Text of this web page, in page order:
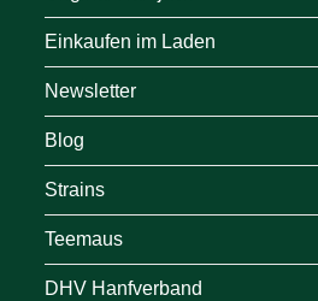
Einkaufen im Laden
Newsletter
Blog
Strains
Teemaus
DHV Hanfverband